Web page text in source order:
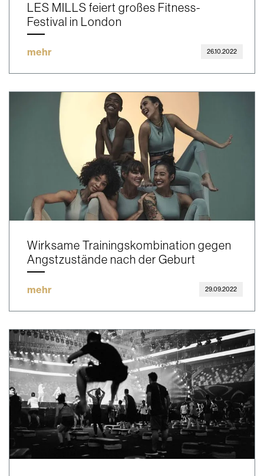
LES MILLS feiert großes Fitness-
Festival in London
mehr 26.10.2022
Wirksame Trainingskombination gegen
Angstzustände nach der Geburt
mehr 29.09.2022